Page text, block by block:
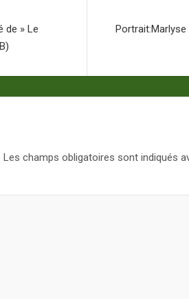
de » Le
Portrait:Marlyse
Les champs obligatoires sont indiqués